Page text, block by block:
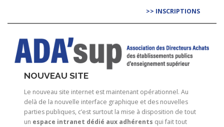
>> INSCRIPTIONS
NOUVEAU SITE
Le nouveau site internet est maintenant opérationnel. Au
delà de la nouvelle interface graphique et des nouvelles
parties publiques, c’est surtout la mise à disposition de tout
un espace intranet dédié aux adhérents qui fait tout